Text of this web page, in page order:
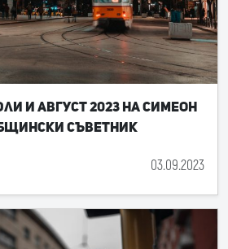
и август 2023 на Симеон
съветник
03.09.2023